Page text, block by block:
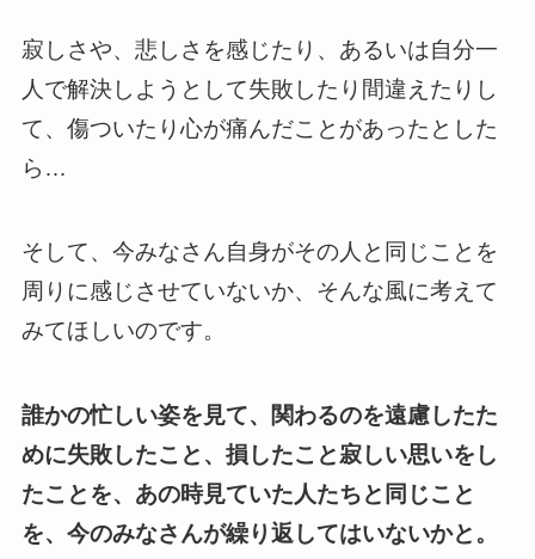
寂しさや、悲しさを感じたり、あるいは自分一
人で解決しようとして失敗したり間違えたりし
て、傷ついたり心が痛んだことがあったとした
ら…
そして、今みなさん自身がその人と同じことを
周りに感じさせていないか、そんな風に考えて
みてほしいのです。
誰かの忙しい姿を見て、関わるのを遠慮したた
めに失敗したこと、損したこと寂しい思いをし
たことを、あの時見ていた人たちと同じこと
を、今のみなさんが繰り返してはいないかと。